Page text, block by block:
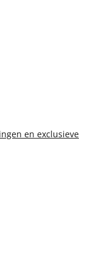
en exclusieve